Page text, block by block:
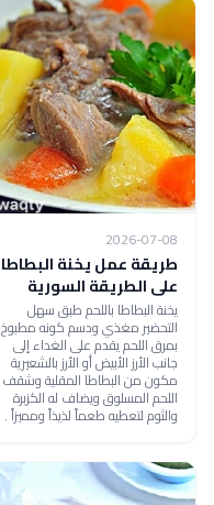
2026-07-08
طريقة عمل يخنة البطاطا
على الطريقة السورية
يخنة البطاطا باللحم طبق سهل
التحضير مغذي ودسم كونه مطبوخ
بمرق اللحم يقدم على الغداء إلى
جانب الأرز الأبيض أو الأرز بالشعيرية
مكون من البطاطا المقلية وشقف
اللحم المسلوق ويضاف له الكزبرة
والثوم لتعطيه طعماً لذيذاً ومميزاً .